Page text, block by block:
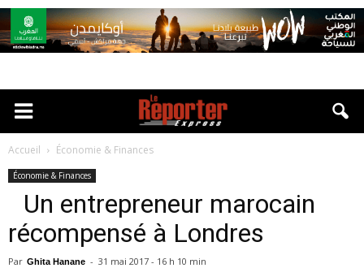
Accueil Économie & Finances
Économie & Finances
Un entrepreneur marocain
récompensé à Londres
Par Ghita Hanane - 31 mai 2017 - 16 h 10 min